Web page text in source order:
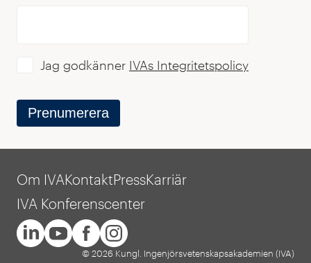
Prenumerera
Jag godkänner IVAs Integritetspolicy
Om IVAKontaktPressKarriär
IVA Konferenscenter
© 2026 Kungl. Ingenjörsvetenskapsakademien (IVA)